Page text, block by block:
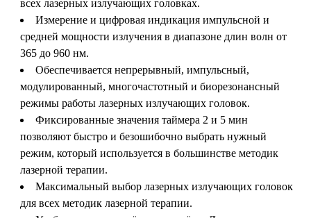
всех лазерных излучающих головках.
Измерение и цифровая индикация импульсной и
средней мощности излучения в диапазоне длин волн от
365 до 960 нм.
Обеспечивается непрерывный, импульсный,
модулированный, многочастотный и биорезонансный
режимы работы лазерных излучающих головок.
Фиксированные значения таймера 2 и 5 мин
позволяют быстро и безошибочно выбрать нужный
режим, который используется в большинстве методик
лазерной терапии.
Максимальный выбор лазерных излучающих головок
для всех методик лазерной терапии.